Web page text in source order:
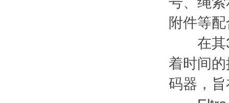
附件等
在其30
着时间
码器，